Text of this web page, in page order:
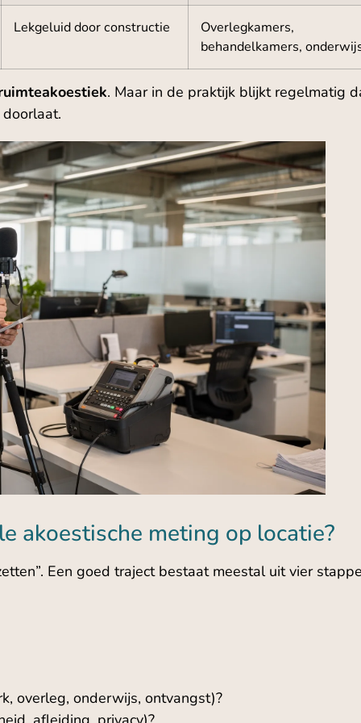
Lekgeluid door constructie
Overlegkamers,
behandelkamers,
. Maar in de praktijk blijkt regelmatig
akoestische meting op locatie?
Een goed traject bestaat meestal uit vier
overleg, onderwijs, ontvangst)?